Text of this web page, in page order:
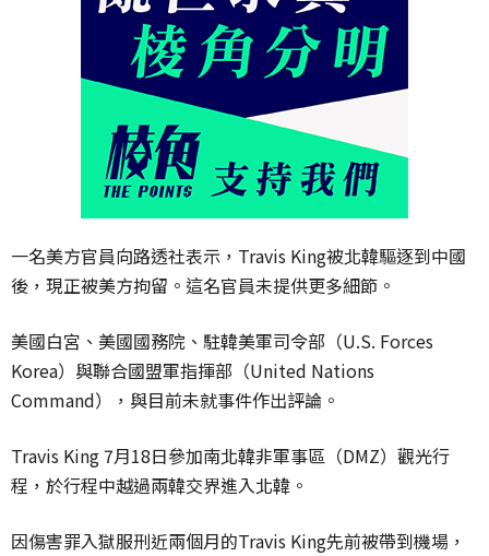
一名美方官員向路透社表示，Travis King被北韓驅逐到中國
後，現正被美方拘留。這名官員未提供更多細節。
美國白宮、美國國務院、駐韓美軍司令部（U.S. Forces
Korea）與聯合國盟軍指揮部（United Nations
Command），與目前未就事件作出評論。
Travis King 7月18日參加南北韓非軍事區（DMZ）觀光行
程，於行程中越過兩韓交界進入北韓。
因傷害罪入獄服刑近兩個月的Travis King先前被帶到機場，